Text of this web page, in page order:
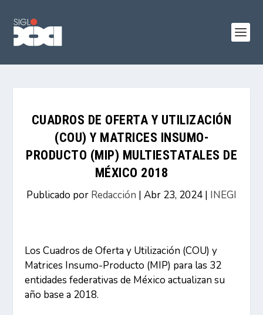
CUADROS DE OFERTA Y UTILIZACIÓN
(COU) Y MATRICES INSUMO-
PRODUCTO (MIP) MULTIESTATALES DE
MÉXICO 2018
Publicado por Redacción | Abr 23, 2024 | INEGI
Los Cuadros de Oferta y Utilización (COU) y
Matrices Insumo-Producto (MIP) para las 32
entidades federativas de México actualizan su
año base a 2018.